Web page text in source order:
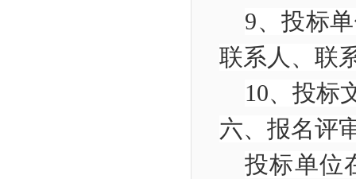
9、投标
联系人、
10、投
六、报名
投标单位